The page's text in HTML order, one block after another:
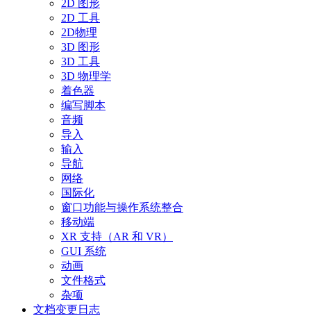
2D 图形
2D 工具
2D物理
3D 图形
3D 工具
3D 物理学
着色器
编写脚本
音频
导入
输入
导航
网络
国际化
窗口功能与操作系统整合
移动端
XR 支持（AR 和 VR）
GUI 系统
动画
文件格式
杂项
文档变更日志